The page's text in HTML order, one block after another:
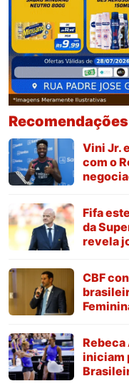
Recomendações
Vini Jr.
com o
Fifa
da
revela
CBF
Rebeca
iniciam